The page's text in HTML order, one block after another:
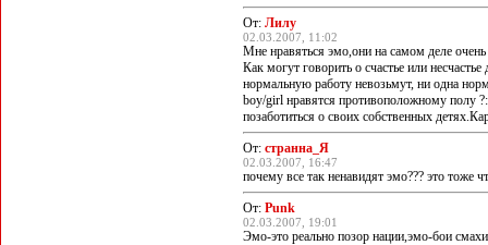
От: Лилу
02.03.2007, 11:02
Мне нравяться эмо,они на самом деле
Как могут говорить о счастье или
нормальную работу невозьмут, ни одна
boy/girl нравятся противоположному полу
позаботиться о своих собственных
От: странна_Я
02.03.2007, 16:47
почему все так ненавидят эмо??? это
От: Punk
02.03.2007, 19:01
Эмо-это реально позор нации,эмо-бои